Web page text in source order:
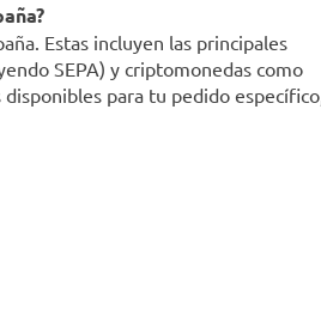
Estas incluyen las principales
SEPA) y criptomonedas como
para tu pedido específico,